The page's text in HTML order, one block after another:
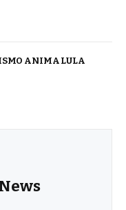
ANIMA LULA